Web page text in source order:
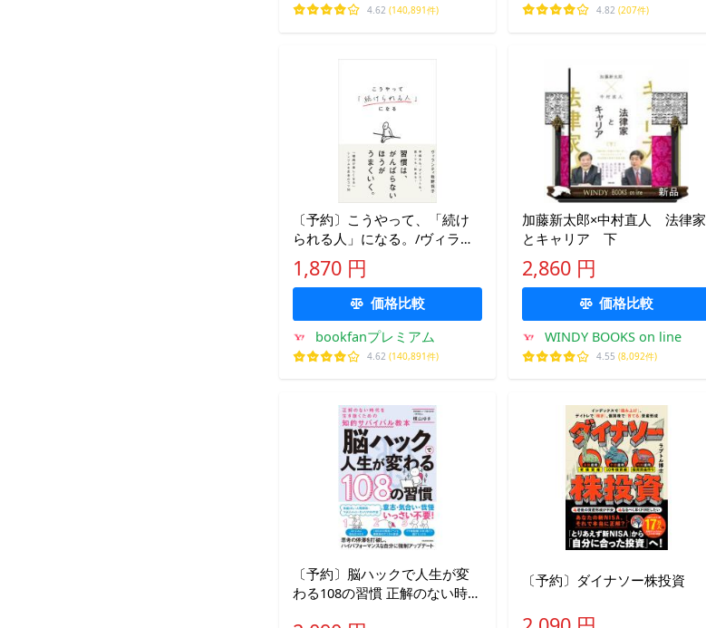
4.62 (140,891件) 4.82 (207件)
〔予約〕こうやって、「続け
られる人」になる。/ヴィラン
ティ牧野祝子
1,870 円
価格比較
bookfanプレミアム
4.62 (140,891件)
加藤新太郎×中村直人 法律家
とキャリア 下
2,860 円
価格比較
WINDY BOOKS on line
4.55 (8,092件)
〔予約〕脳ハックで人生が変
わる108の習慣 正解のない時代
〔予約〕ダイナソー株投資